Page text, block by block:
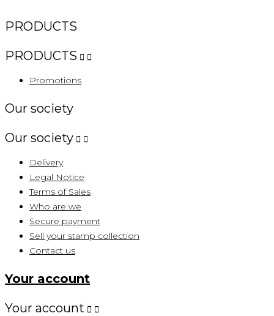
PRODUCTS
PRODUCTS  
Promotions
Our society
Our society  
Delivery
Legal Notice
Terms of Sales
Who are we
Secure payment
Sell ​​your stamp collection
Contact us
Your account
Your account  